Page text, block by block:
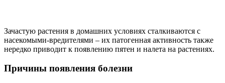
Зачастую растения в домашних условиях сталкиваются с
насекомыми-вредителями – их патогенная активность также
нередко приводит к появлению пятен и налета на растениях.
Причины появления болезни